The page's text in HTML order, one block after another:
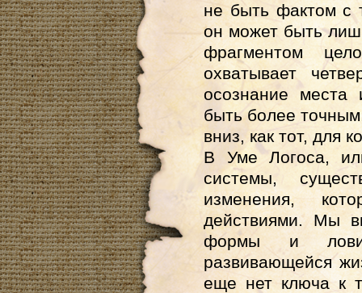
не быть фактом с
он может быть
фрагментом
охватывает
осознание
быть более
вниз, как тот, для
В Уме Логоса,
системы,
изменения,
действиями. Мы
формы и
развивающейся
еще нет ключа к